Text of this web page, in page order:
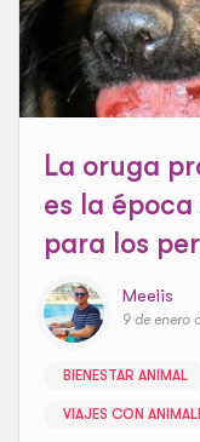
La oruga
es la
para los
Meelis
9 de enero
BIENESTAR ANIMAL
VIAJES CON